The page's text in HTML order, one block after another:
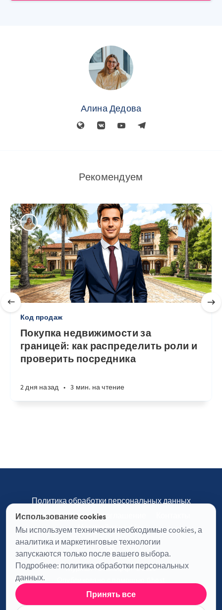
Алина Дедова
Рекомендуем
Код продаж
Покупка недвижимости за
границей: как распределить роли и
проверить посредника
2 дня назад • 3 мин. на чтение
Использование cookies
Мы используем технически необходимые cookies, а
аналитика и маркетинговые технологии
запускаются только после вашего выбора.
Подробнее: политика обработки персональных
данных.
Принять все
Политика обработки персональных данных
Пользовательское соглашение
Настройки cookies
Журнал «Отинофф» © 2026
Информация о лицензии JavaScript